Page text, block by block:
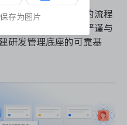
法论支撑，无出其右的流程
系。对于追求流程严谨与
研发管理底座的可靠基
存为图片